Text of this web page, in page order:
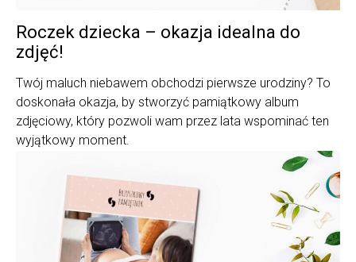
Roczek dziecka – okazja idealna do
zdjęć!
Twój maluch niebawem obchodzi pierwsze urodziny? To
doskonała okazja, by stworzyć pamiątkowy album
zdjęciowy, który pozwoli wam przez lata wspominać ten
wyjątkowy moment.